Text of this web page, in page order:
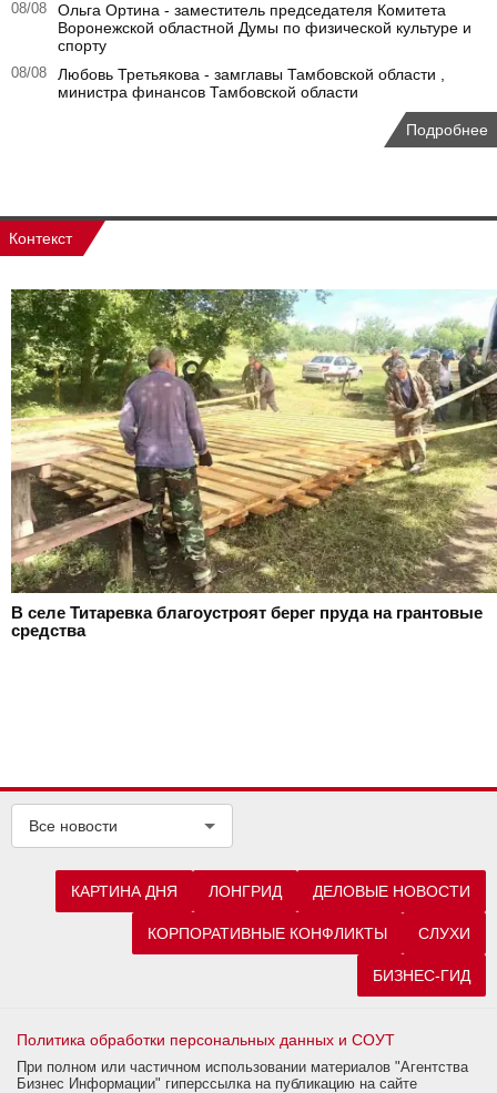
08/08
Ольга Ортина - заместитель председателя Комитета
Воронежской областной Думы по физической культуре и
спорту
08/08
Любовь Третьякова - замглавы Тамбовской области ,
министра финансов Тамбовской области
Подробнее
Контекст
В селе Титаревка благоустроят берег пруда на грантовые
средства
Все новости
КАРТИНА ДНЯ ЛОНГРИД ДЕЛОВЫЕ НОВОСТИ
КОРПОРАТИВНЫЕ КОНФЛИКТЫ СЛУХИ
БИЗНЕС-ГИД
Политика обработки персональных данных и СОУТ
При полном или частичном использовании материалов "Агентства
Бизнес Информации" гиперссылка на публикацию на сайте